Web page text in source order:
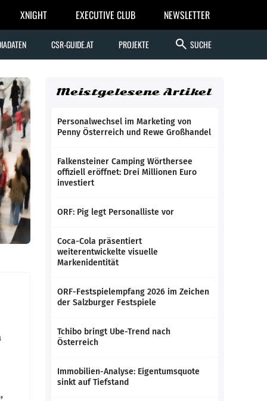
XNIGHT EXECUTIVE CLUB NEWSLETTER
CSR-GUIDE.AT PROJEKTE search SUCHE
Meistgelesene Artikel
Personalwechsel im Marketing von
Penny Österreich und Rewe Großhandel
Falkensteiner Camping Wörthersee
offiziell eröffnet: Drei Millionen Euro
investiert
ORF: Pig legt Personalliste vor
Coca-Cola präsentiert
weiterentwickelte visuelle
Markenidentität
ORF-Festspielempfang 2026 im Zeichen
der Salzburger Festspiele
Tchibo bringt Ube-Trend nach
Österreich
Immobilien-Analyse: Eigentumsquote
sinkt auf Tiefstand